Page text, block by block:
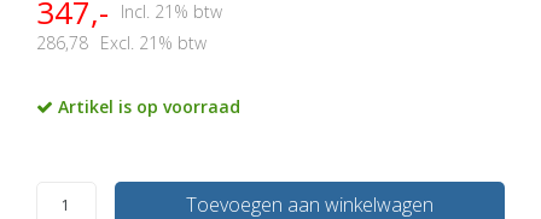
347,-
Incl. 21% btw
286,78 Excl. 21% btw
Artikel is op voorraad
Toevoegen aan winkelwagen